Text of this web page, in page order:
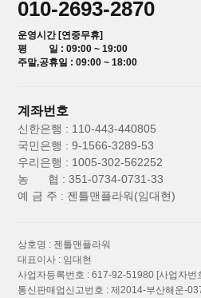
010-2693-2870
운영시간 [연중무휴]
평 일 : 09:00 ~ 19:00
주말,공휴일 : 09:00 ~ 18:00
계좌번호
신한은행 : 110-443-440805
국민은행 : 9-1566-3289-53
우리은행 : 1005-302-562252
농 협 : 351-0734-0731-33
예 금 주 : 젠틀맨플라워(임대현)
상호명 : 젠틀맨플라워
대표이사 : 임대현
사업자등록번호 : 617-92-51980 [사업자번
통신판매업신고번호 : 제2014-부산해운-